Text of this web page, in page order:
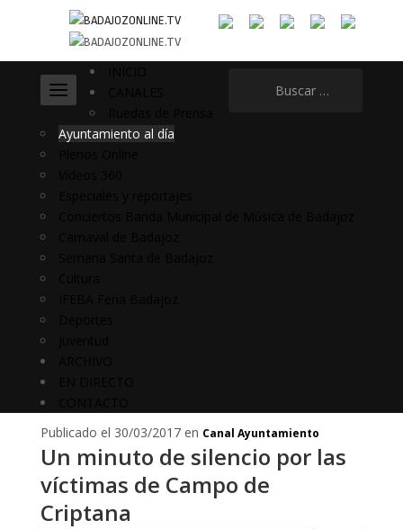
Ayuntamiento al día
Publicado el 30/03/2017 en Canal Ayuntamiento
Un minuto de silencio por las
víctimas de Campo de
Criptana